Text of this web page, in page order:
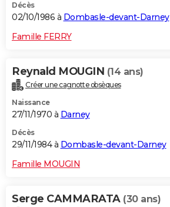
Décès
02/10/1986 à Dombasle-devant-Darney
Famille FERRY
Reynald MOUGIN (14 ans)
Créer une cagnotte obsèques
Naissance
27/11/1970 à Darney
Décès
29/11/1984 à Dombasle-devant-Darney
Famille MOUGIN
Serge CAMMARATA (30 ans)